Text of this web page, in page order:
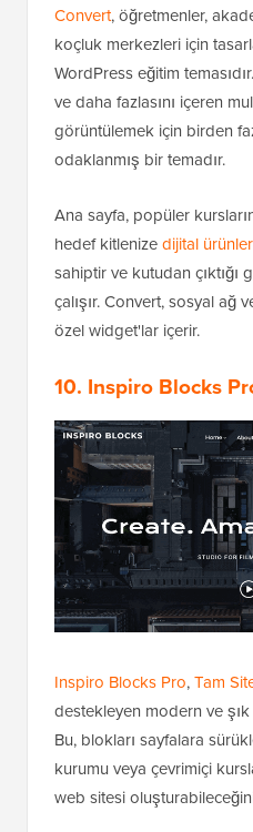
Convert, öğretmenler,
koçluk merkezleri için
WordPress eğitim
ve daha fazlasını içeren
görüntülemek için birden
odaklanmış bir temadır.
Ana sayfa, popüler
hedef kitlenizedijital
sahiptir ve kutudan çıktığı
çalışır. Convert, sosyal ağ
özel widget'lar içerir.
10. Inspiro Blocks
Inspiro Blocks Pro,Tam
destekleyen modern ve
Bu, blokları sayfalara
kurumu veya çevrimiçi
web sitesi